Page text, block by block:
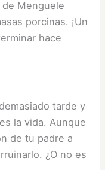
Menguele
porcinas. ¡Un
hace
tarde y
la vida. Aunque
de tu padre a
¿O no es